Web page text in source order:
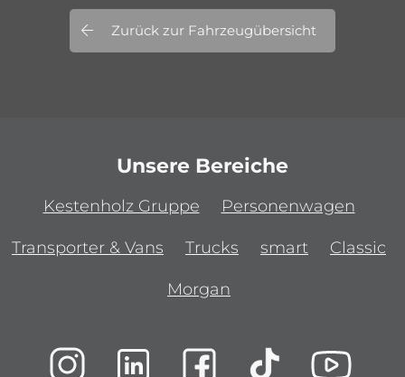
Zurück zur Fahrzeugübersicht
Unsere Bereiche
Kestenholz Gruppe Personenwagen
Transporter & Vans Trucks smart Classic
Morgan